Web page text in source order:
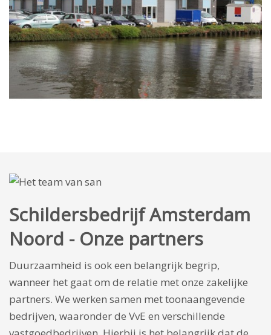
Schildersbedrijf Amsterdam
Noord - Onze partners
Duurzaamheid is ook een belangrijk begrip,
wanneer het gaat om de relatie met onze zakelijke
partners. We werken samen met toonaangevende
bedrijven, waaronder de VvE en verschillende